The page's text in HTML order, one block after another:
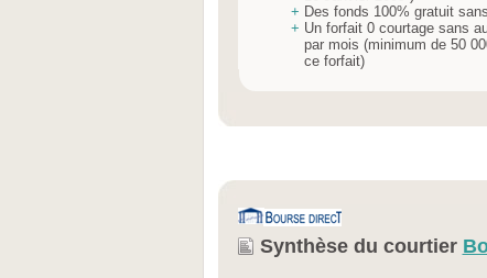
+ Des fonds 100% gratuit
+ Un forfait 0 courtage sans
par mois (minimum de 50
ce forfait)
Synthèse du courtier